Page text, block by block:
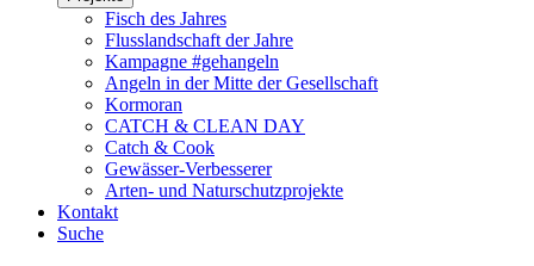
Fisch des Jahres
Flusslandschaft der Jahre
Kampagne #gehangeln
Angeln in der Mitte der Gesellschaft
Kormoran
CATCH & CLEAN DAY
Catch & Cook
Gewässer-Verbesserer
Arten- und Naturschutzprojekte
Kontakt
Suche